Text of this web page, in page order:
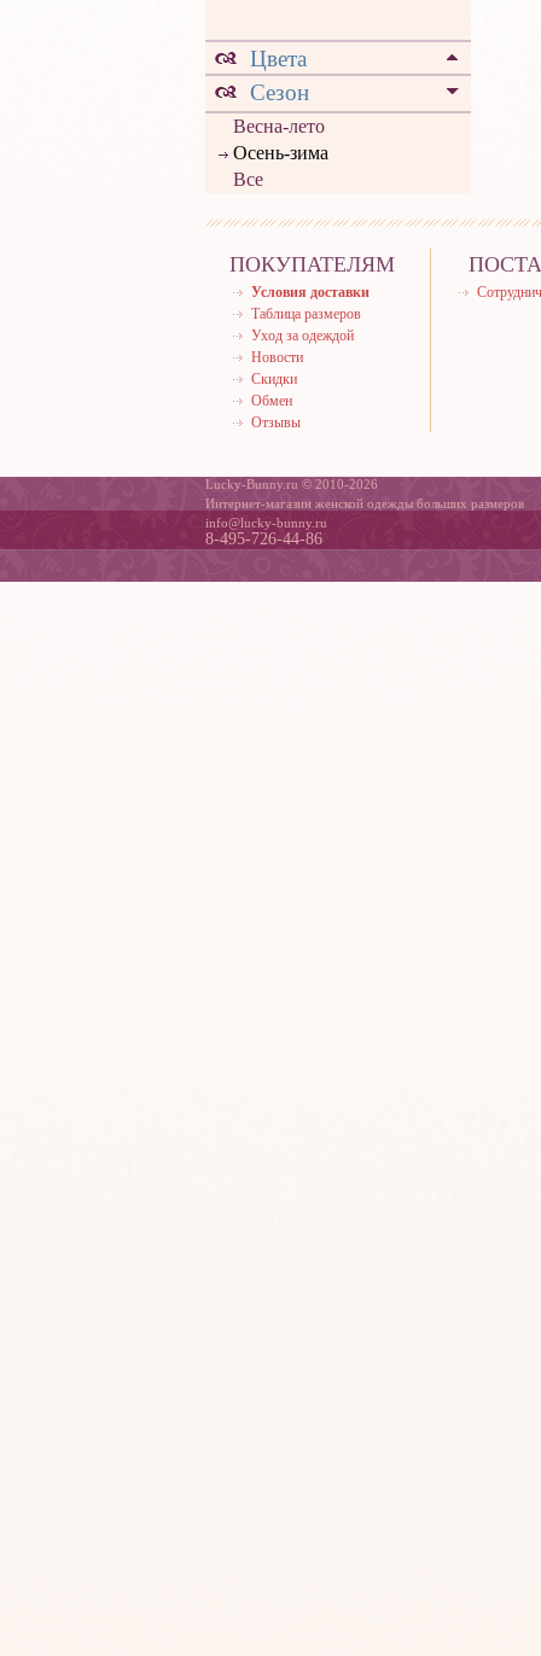
Цвета
Сезон
Весна-лето
Осень-зима
Все
ПОКУПАТЕЛЯМ
Условия доставки
Таблица размеров
Уход за одеждой
Новости
Скидки
Обмен
Отзывы
Lucky-Bunny.ru © 2010-2026
Интернет-магазин женской одежды больших размеров
info@lucky-bunny.ru
8-495-726-44-86